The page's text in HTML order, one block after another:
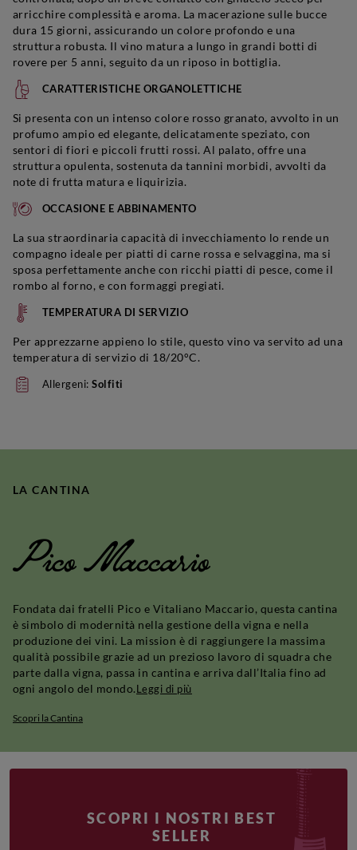
arricchire complessità e aroma. La macerazione sulle bucce
dura 15 giorni, assicurando un colore profondo e una
struttura robusta. Il vino matura a lungo in grandi botti di
rovere per 5 anni, seguito da un riposo in bottiglia.
CARATTERISTICHE ORGANOLETTICHE
Si presenta con un intenso colore rosso granato, avvolto in un
profumo ampio ed elegante, delicatamente speziato, con
sentori di fiori e piccoli frutti rossi. Al palato, offre una
struttura opulenta, sostenuta da tannini morbidi, avvolti da
note di frutta matura e liquirizia.
OCCASIONE E ABBINAMENTO
La sua straordinaria capacità di invecchiamento lo rende un
compagno ideale per piatti di carne rossa e selvaggina, ma si
sposa perfettamente anche con ricchi piatti di pesce, come il
rombo al forno, e con formaggi pregiati.
TEMPERATURA DI SERVIZIO
Per apprezzarne appieno lo stile, questo vino va servito ad una
temperatura di servizio di 18/20°C.
Allergeni:Solfiti
LA CANTINA
Pico Maccario
Fondata dai fratelli Pico e Vitaliano Maccario, questa cantina
è simbolo di modernità nella gestione della vigna e nella
produzione dei vini. La mission è di raggiungere la massima
qualità possibile grazie ad un prezioso lavoro di squadra che
parte dalla vigna, passa in cantina e arriva dall’Italia fino ad
ogni angolo del mondo.Leggi di più
Scopri la Cantina
SCOPRI I NOSTRI BEST
SELLER